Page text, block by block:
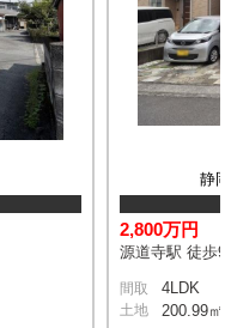
静
2,800万円
源道寺駅 徒歩
間取 4LDK
土地 200.99㎡